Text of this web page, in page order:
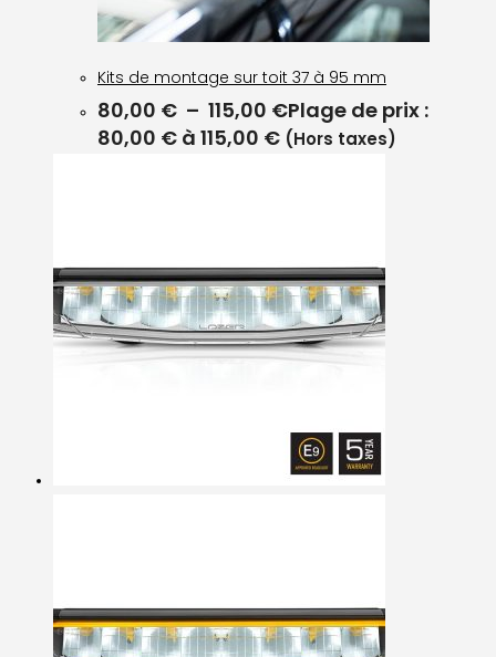
Kits de montage sur toit 37 à 95 mm
80,00 € – 115,00 €Plage de prix :
80,00 € à 115,00 € (Hors taxes)